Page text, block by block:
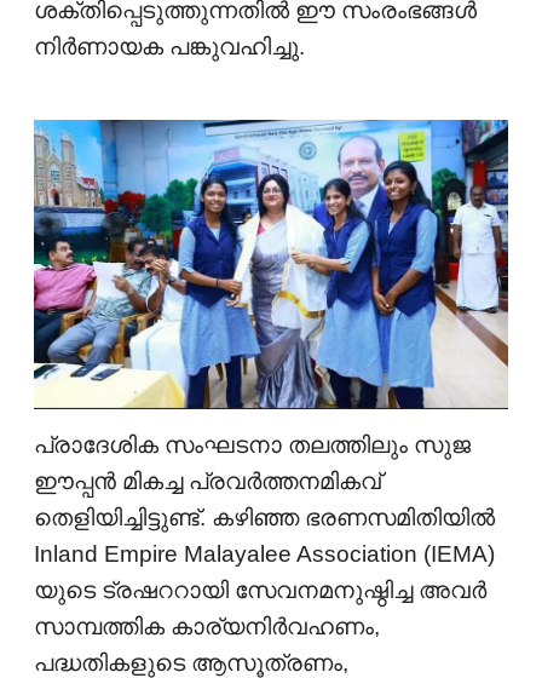
ശക്തിപ്പെടുത്തുന്നതിൽ ഈ സംരംഭങ്ങൾ
നിർണായക പങ്കുവഹിച്ചു.
പ്രാദേശിക സംഘടനാ തലത്തിലും സുജ
ഈപ്പൻ മികച്ച പ്രവർത്തനമികവ്
തെളിയിച്ചിട്ടുണ്ട്. കഴിഞ്ഞ ഭരണസമിതിയിൽ
Inland Empire Malayalee Association (IEMA)
യുടെ ട്രഷററായി സേവനമനുഷ്ഠിച്ച അവർ
സാമ്പത്തിക കാര്യനിർവഹണം,
പദ്ധതികളുടെ ആസൂത്രണം,